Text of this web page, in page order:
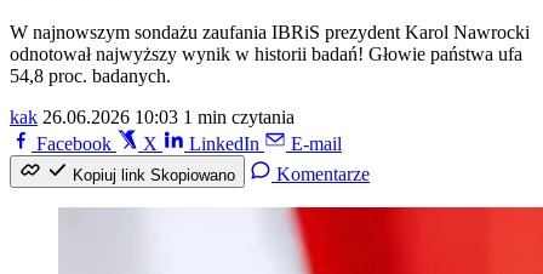
W najnowszym sondażu zaufania IBRiS prezydent Karol Nawrocki
odnotował najwyższy wynik w historii badań! Głowie państwa ufa
54,8 proc. badanych.
kak 26.06.2026 10:03 1 min czytania
Facebook
X LinkedIn E-mail
Kopiuj link Skopiowano Komentarze